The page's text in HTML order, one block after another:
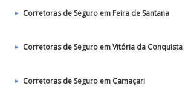
Corretoras de Seguro em Feira de Santana
Corretoras de Seguro em Vitória da Conquista
Corretoras de Seguro em Camaçari